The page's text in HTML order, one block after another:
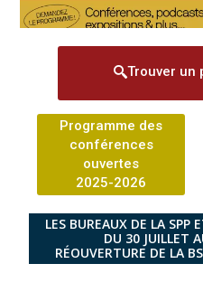
Trouver un
Programme des
conférences
ouvertes
2025-2026
LES BUREAUX DE LA SPP
DU 30 JUILLET
RÉOUVERTURE DE LA